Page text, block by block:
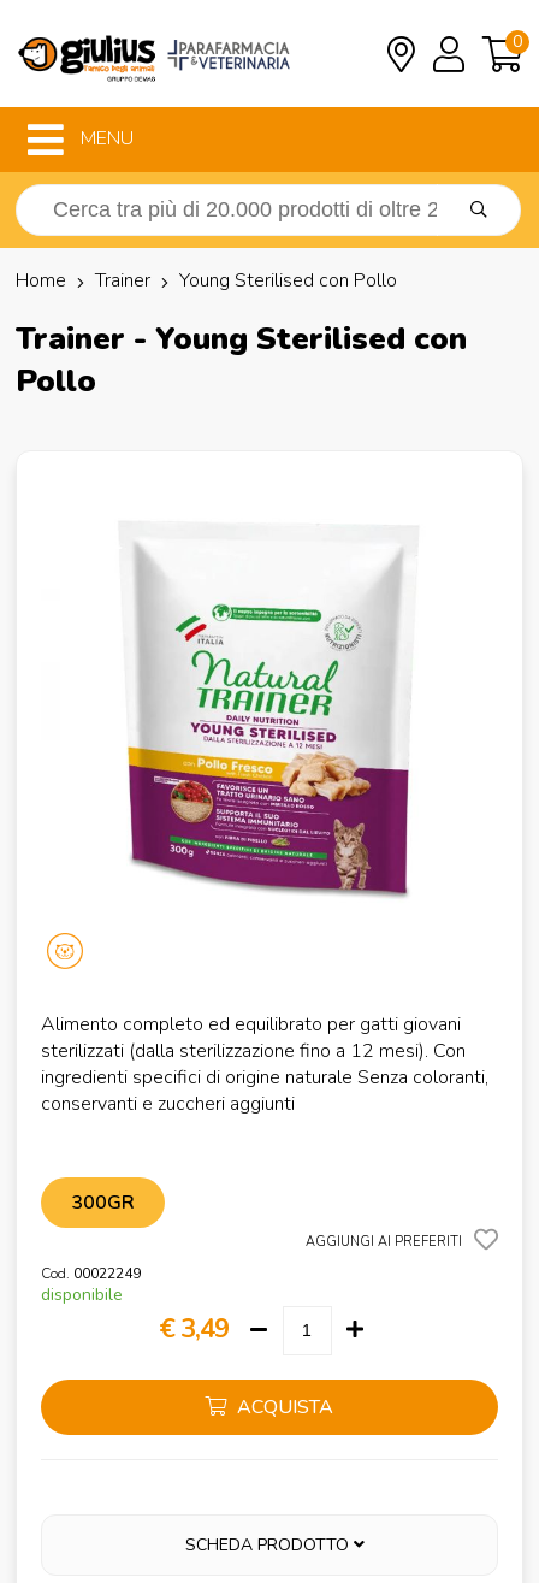
0
MENU
Home Trainer Young Sterilised con Pollo
Trainer - Young Sterilised con
Pollo
Alimento completo ed equilibrato per gatti giovani
sterilizzati (dalla sterilizzazione fino a 12 mesi). Con
ingredienti specifici di origine naturale Senza coloranti,
conservanti e zuccheri aggiunti
300GR
AGGIUNGI AI PREFERITI
Cod. 00022249
disponibile
€ 3,49
ACQUISTA
SCHEDA PRODOTTO